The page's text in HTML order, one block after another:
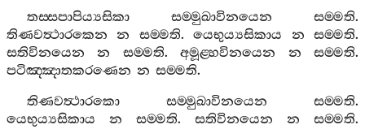
තස‍්සපාපිය්‍යසිකා සම‍්මුඛාවිනයෙන සම‍්මති.
තිණවත්‍ථාරකෙන
න සම‍්මති.යෙභුය්‍යසිකාය න සම‍්මති.
සතිවිනයෙන
න සම‍්මති.අමූළ‍්හවිනයෙන න සම‍්මති.
පටිඤ‍්ඤාතකරණෙන න සම‍්මති.
තිණවත්‍ථාරකො
සම‍්මුඛාවිනයෙන සම‍්මති.
යෙභුය්‍යසිකාය
න සම‍්මති. සතිවිනයෙන න සම‍්මති.